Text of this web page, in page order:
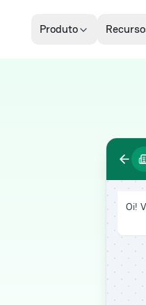
Produto
Oi!